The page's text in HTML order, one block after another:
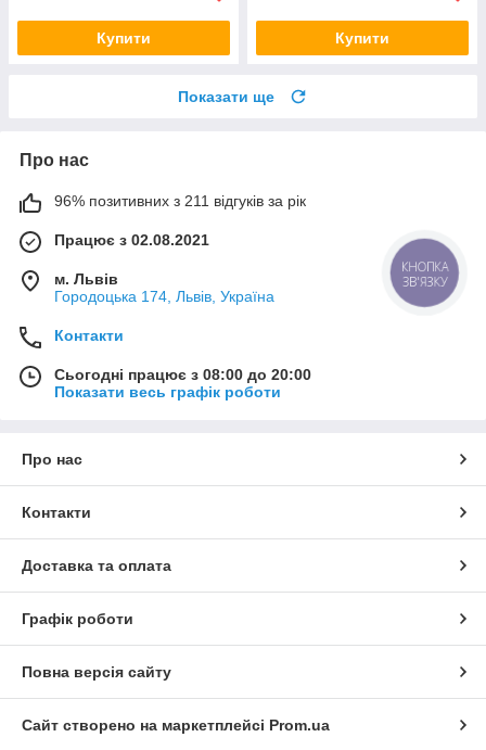
Купити Купити
Показати ще
Про нас
96% позитивних з 211 відгуків за рік
Працює з 02.08.2021
м. Львів
Городоцька 174, Львів, Україна
Контакти
Сьогодні працює з 08:00 до 20:00
Показати весь графік роботи
Про нас
Контакти
Доставка та оплата
Графік роботи
Повна версія сайту
Сайт створено на маркетплейсі Prom.ua
КНОПКА
ЗВ'ЯЗКУ